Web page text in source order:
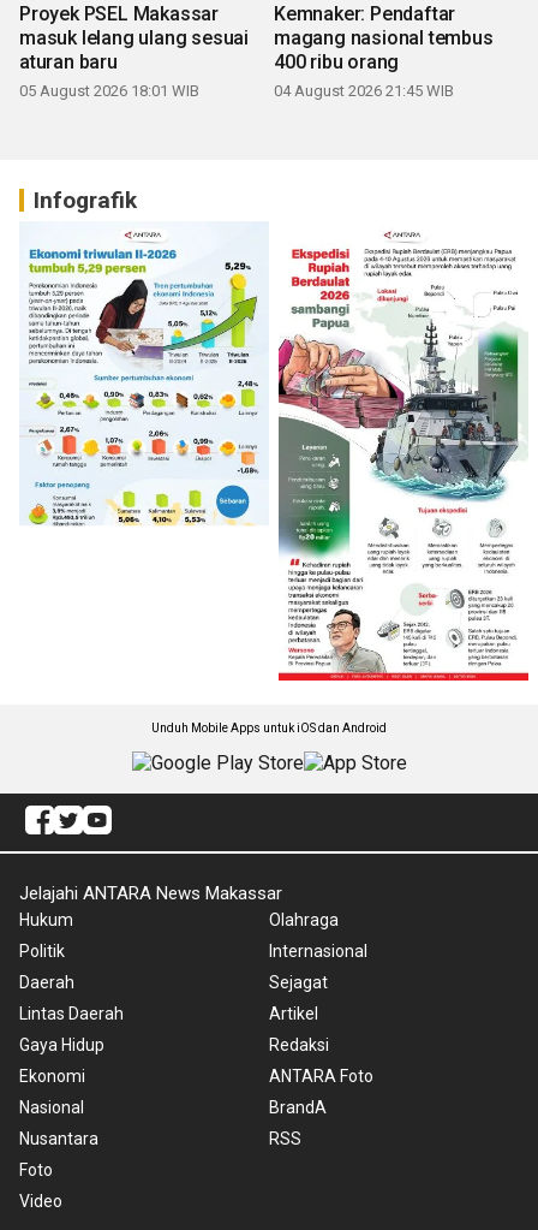
Proyek PSEL Makassar
masuk lelang ulang sesuai
aturan baru
05 August 2026 18:01 WIB
Kemnaker: Pendaftar
magang nasional tembus
400 ribu orang
04 August 2026 21:45 WIB
Infografik
Unduh Mobile Apps untuk iOS dan Android
Jelajahi ANTARA News Makassar
Hukum
Politik
Daerah
Lintas Daerah
Gaya Hidup
Ekonomi
Nasional
Nusantara
Foto
Video
Olahraga
Internasional
Sejagat
Artikel
Redaksi
ANTARA Foto
BrandA
RSS